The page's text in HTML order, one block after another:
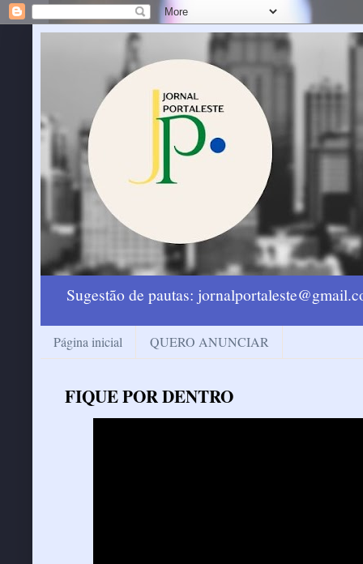
Sugestão de pautas:
Página inicial QUERO ANUNCIAR
FIQUE POR DENTRO